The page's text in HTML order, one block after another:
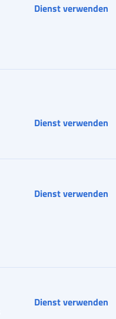
Dienst verwenden
Dienst verwenden
Dienst verwenden
Dienst verwenden